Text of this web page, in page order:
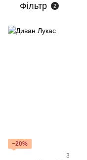
Фільтр 2
−20%
3